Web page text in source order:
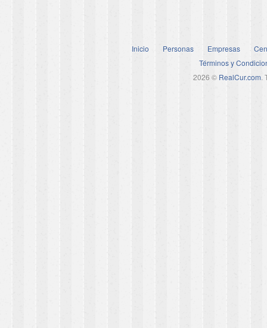
Inicio Personas Empresas
Términos y
2026 © RealCur.com.